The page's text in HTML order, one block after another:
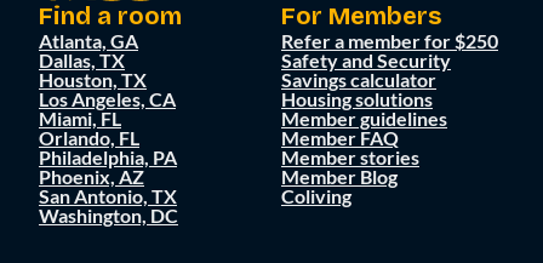
Find a room
Atlanta, GA
Dallas, TX
Houston, TX
Los Angeles, CA
Miami, FL
Orlando, FL
Philadelphia, PA
Phoenix, AZ
San Antonio, TX
Washington, DC
For Members
Refer a member for $250
Safety and Security
Savings calculator
Housing solutions
Member guidelines
Member FAQ
Member stories
Member Blog
Coliving